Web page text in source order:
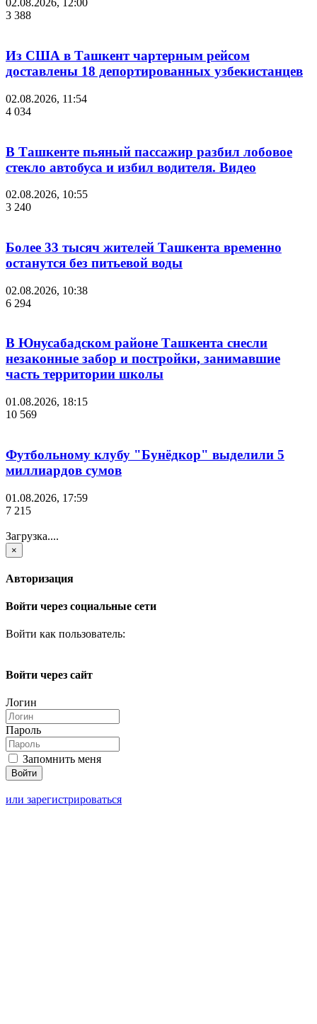
02.08.2026, 12:00
3 388
Из США в Ташкент чартерным рейсом
доставлены 18 депортированных узбекистанцев
02.08.2026, 11:54
4 034
В Ташкенте пьяный пассажир разбил лобовое
стекло автобуса и избил водителя. Видео
02.08.2026, 10:55
3 240
Более 33 тысяч жителей Ташкента временно
останутся без питьевой воды
02.08.2026, 10:38
6 294
В Юнусабадском районе Ташкента снесли
незаконные забор и постройки, занимавшие
часть территории школы
01.08.2026, 18:15
10 569
Футбольному клубу "Бунёдкор" выделили 5
миллиардов сумов
01.08.2026, 17:59
7 215
Загрузка....
×
Авторизация
Войти через социальные сети
Войти как пользователь:
Войти через сайт
Логин
Пароль
Запомнить меня
или зарегистрироваться